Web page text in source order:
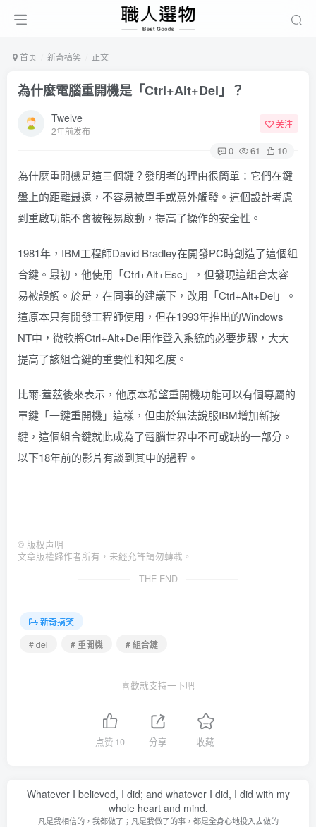
首页 新奇搞笑 正文
為什麼電腦重開機是「Ctrl+Alt+Del」？
Twelve
2年前发布
关注
0 61 10
為什麼重開機是這三個鍵？發明者的理由很簡單：它們在鍵
盤上的距離最遠，不容易被單手或意外觸發。這個設計考慮
到重啟功能不會被輕易啟動，提高了操作的安全性。
1981年，IBM工程師David Bradley在開發PC時創造了這個組
合鍵。最初，他使用「Ctrl+Alt+Esc」，但發現這組合太容
易被誤觸。於是，在同事的建議下，改用「Ctrl+Alt+Del」。
這原本只有開發工程師使用，但在1993年推出的Windows
NT中，微軟將Ctrl+Alt+Del用作登入系統的必要步驟，大大
提高了該組合鍵的重要性和知名度。
比爾·蓋茲後來表示，他原本希望重開機功能可以有個專屬的
單鍵「一鍵重開機」這樣，但由於無法說服IBM增加新按
鍵，這個組合鍵就此成為了電腦世界中不可或缺的一部分。
以下18年前的影片有談到其中的過程。
© 版权声明
文章版權歸作者所有，未經允許請勿轉載。
THE END
新奇搞笑
# del
# 重開機 # 組合鍵
喜歡就支持一下吧
点赞 10 分享 收藏
Whatever I believed, I did; and whatever I did, I did with my
whole heart and mind.
凡是我相信的，我都做了；凡是我做了的事，都是全身心地投入去做的